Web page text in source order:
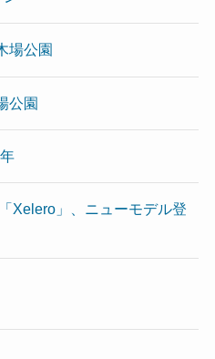
場公園
公園
Xelero」、ニューモデル登